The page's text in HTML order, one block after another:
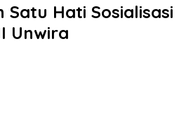
Satu Hati Sosialisasi
Unwira